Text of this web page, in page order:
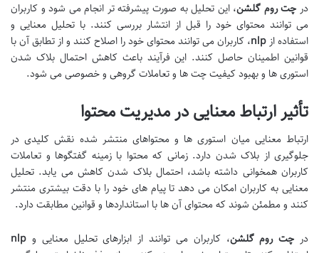
در چت روم گلشن، این تحلیل به صورت پیشرفته تر انجام می شود و کاربران
می توانند محتوای خود را قبل از انتشار بررسی کنند. با تحلیل معنایی و
استفاده از nlp، کاربران می توانند محتوای خود را اصلاح کنند و از تطابق آن با
قوانین اطمینان حاصل کنند. این فرآیند باعث کاهش احتمال بلاک شدن
استوری ها و بهبود کیفیت چت ها و تعاملات گروهی و خصوصی می شود.
تأثیر ارتباط معنایی در مدیریت محتوا
ارتباط معنایی میان استوری ها و محتواهای منتشر شده نقش کلیدی در
جلوگیری از بلاک شدن دارد. زمانی که محتوا با زمینه گفتگوها و تعاملات
کاربران همخوانی داشته باشد، احتمال بلاک شدن کاهش می یابد. تحلیل
معنایی به کاربران امکان می دهد تا پیام های خود را با دقت بیشتری منتشر
کنند و مطمئن شوند که محتوای آن ها با استانداردها و قوانین مطابقت دارد.
در چت روم گلشن، کاربران می توانند از ابزارهای تحلیل معنایی و nlp